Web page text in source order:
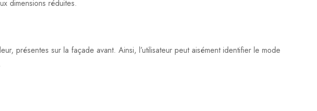
dimensions réduites.
présentes sur la façade avant. Ainsi, l’utilisateur peut aisément identifier le mode